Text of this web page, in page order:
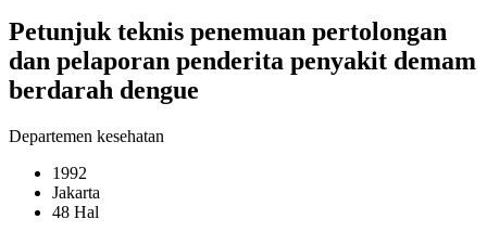
Petunjuk teknis penemuan pertolongan
dan pelaporan penderita penyakit demam
berdarah dengue
Departemen kesehatan
1992
Jakarta
48 Hal